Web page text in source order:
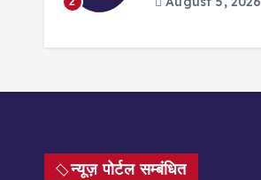
न्यूज़ पोर्टल सम्बंधित